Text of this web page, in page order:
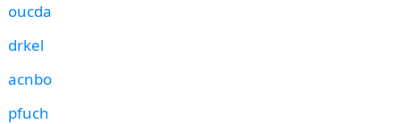
oucda
drkel
acnbo
pfuch